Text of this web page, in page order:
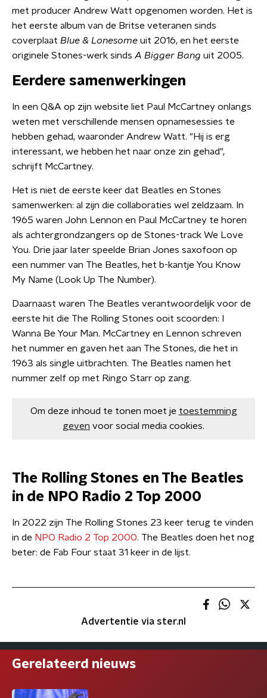
met producer Andrew Watt opgenomen worden. Het is
het eerste album van de Britse veteranen sinds
coverplaat Blue & Lonesome uit 2016, en het eerste
originele Stones-werk sinds A Bigger Bang uit 2005.
Eerdere samenwerkingen
In een Q&A op zijn website liet Paul McCartney onlangs
weten met verschillende mensen opnamesessies te
hebben gehad, waaronder Andrew Watt. "Hij is erg
interessant, we hebben het naar onze zin gehad",
schrijft McCartney.
Het is niet de eerste keer dat Beatles en Stones
samenwerken: al zijn die collaboraties wel zeldzaam. In
1965 waren John Lennon en Paul McCartney te horen
als achtergrondzangers op de Stones-track We Love
You. Drie jaar later speelde Brian Jones saxofoon op
een nummer van The Beatles, het b-kantje You Know
My Name (Look Up The Number).
Daarnaast waren The Beatles verantwoordelijk voor de
eerste hit die The Rolling Stones ooit scoorden: I
Wanna Be Your Man. McCartney en Lennon schreven
het nummer en gaven het aan The Stones, die het in
1963 als single uitbrachten. The Beatles namen het
nummer zelf op met Ringo Starr op zang.
Om deze inhoud te tonen moet je toestemming
geven voor social media cookies.
The Rolling Stones en The Beatles
in de NPO Radio 2 Top 2000
In 2022 zijn The Rolling Stones 23 keer terug te vinden
in de NPO Radio 2 Top 2000. The Beatles doen het nog
beter: de Fab Four staat 31 keer in de lijst.
Advertentie via ster.nl
Gerelateerd nieuws